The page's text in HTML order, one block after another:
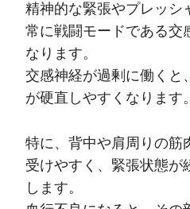
精神的な緊張やプレッシ
常に戦闘モードである交
なります。
交感神経が過剰に働くと
が硬直しやすくなります。
特に、背中や肩周りの筋
受けやすく、緊張状態が
します。